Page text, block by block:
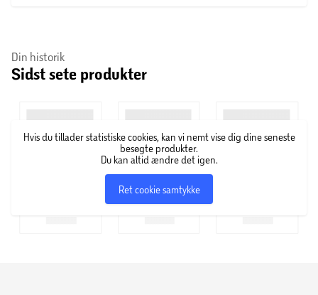
Din historik
Sidst sete produkter
Hvis du tillader statistiske cookies, kan vi nemt vise dig dine seneste
besøgte produkter.
Du kan altid ændre det igen.
Ret cookie samtykke